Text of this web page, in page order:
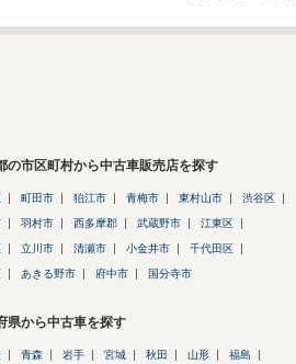
の市区町村から中古車販売店を探す
町田市 狛江市 青梅市 東村山市 渋谷区
羽村市 西多摩郡 武蔵野市 江東区
立川市 清瀬市 小金井市 千代田区
あきる野市 府中市 国分寺市
県から中古車を探す
青森 岩手 宮城 秋田 山形 福島